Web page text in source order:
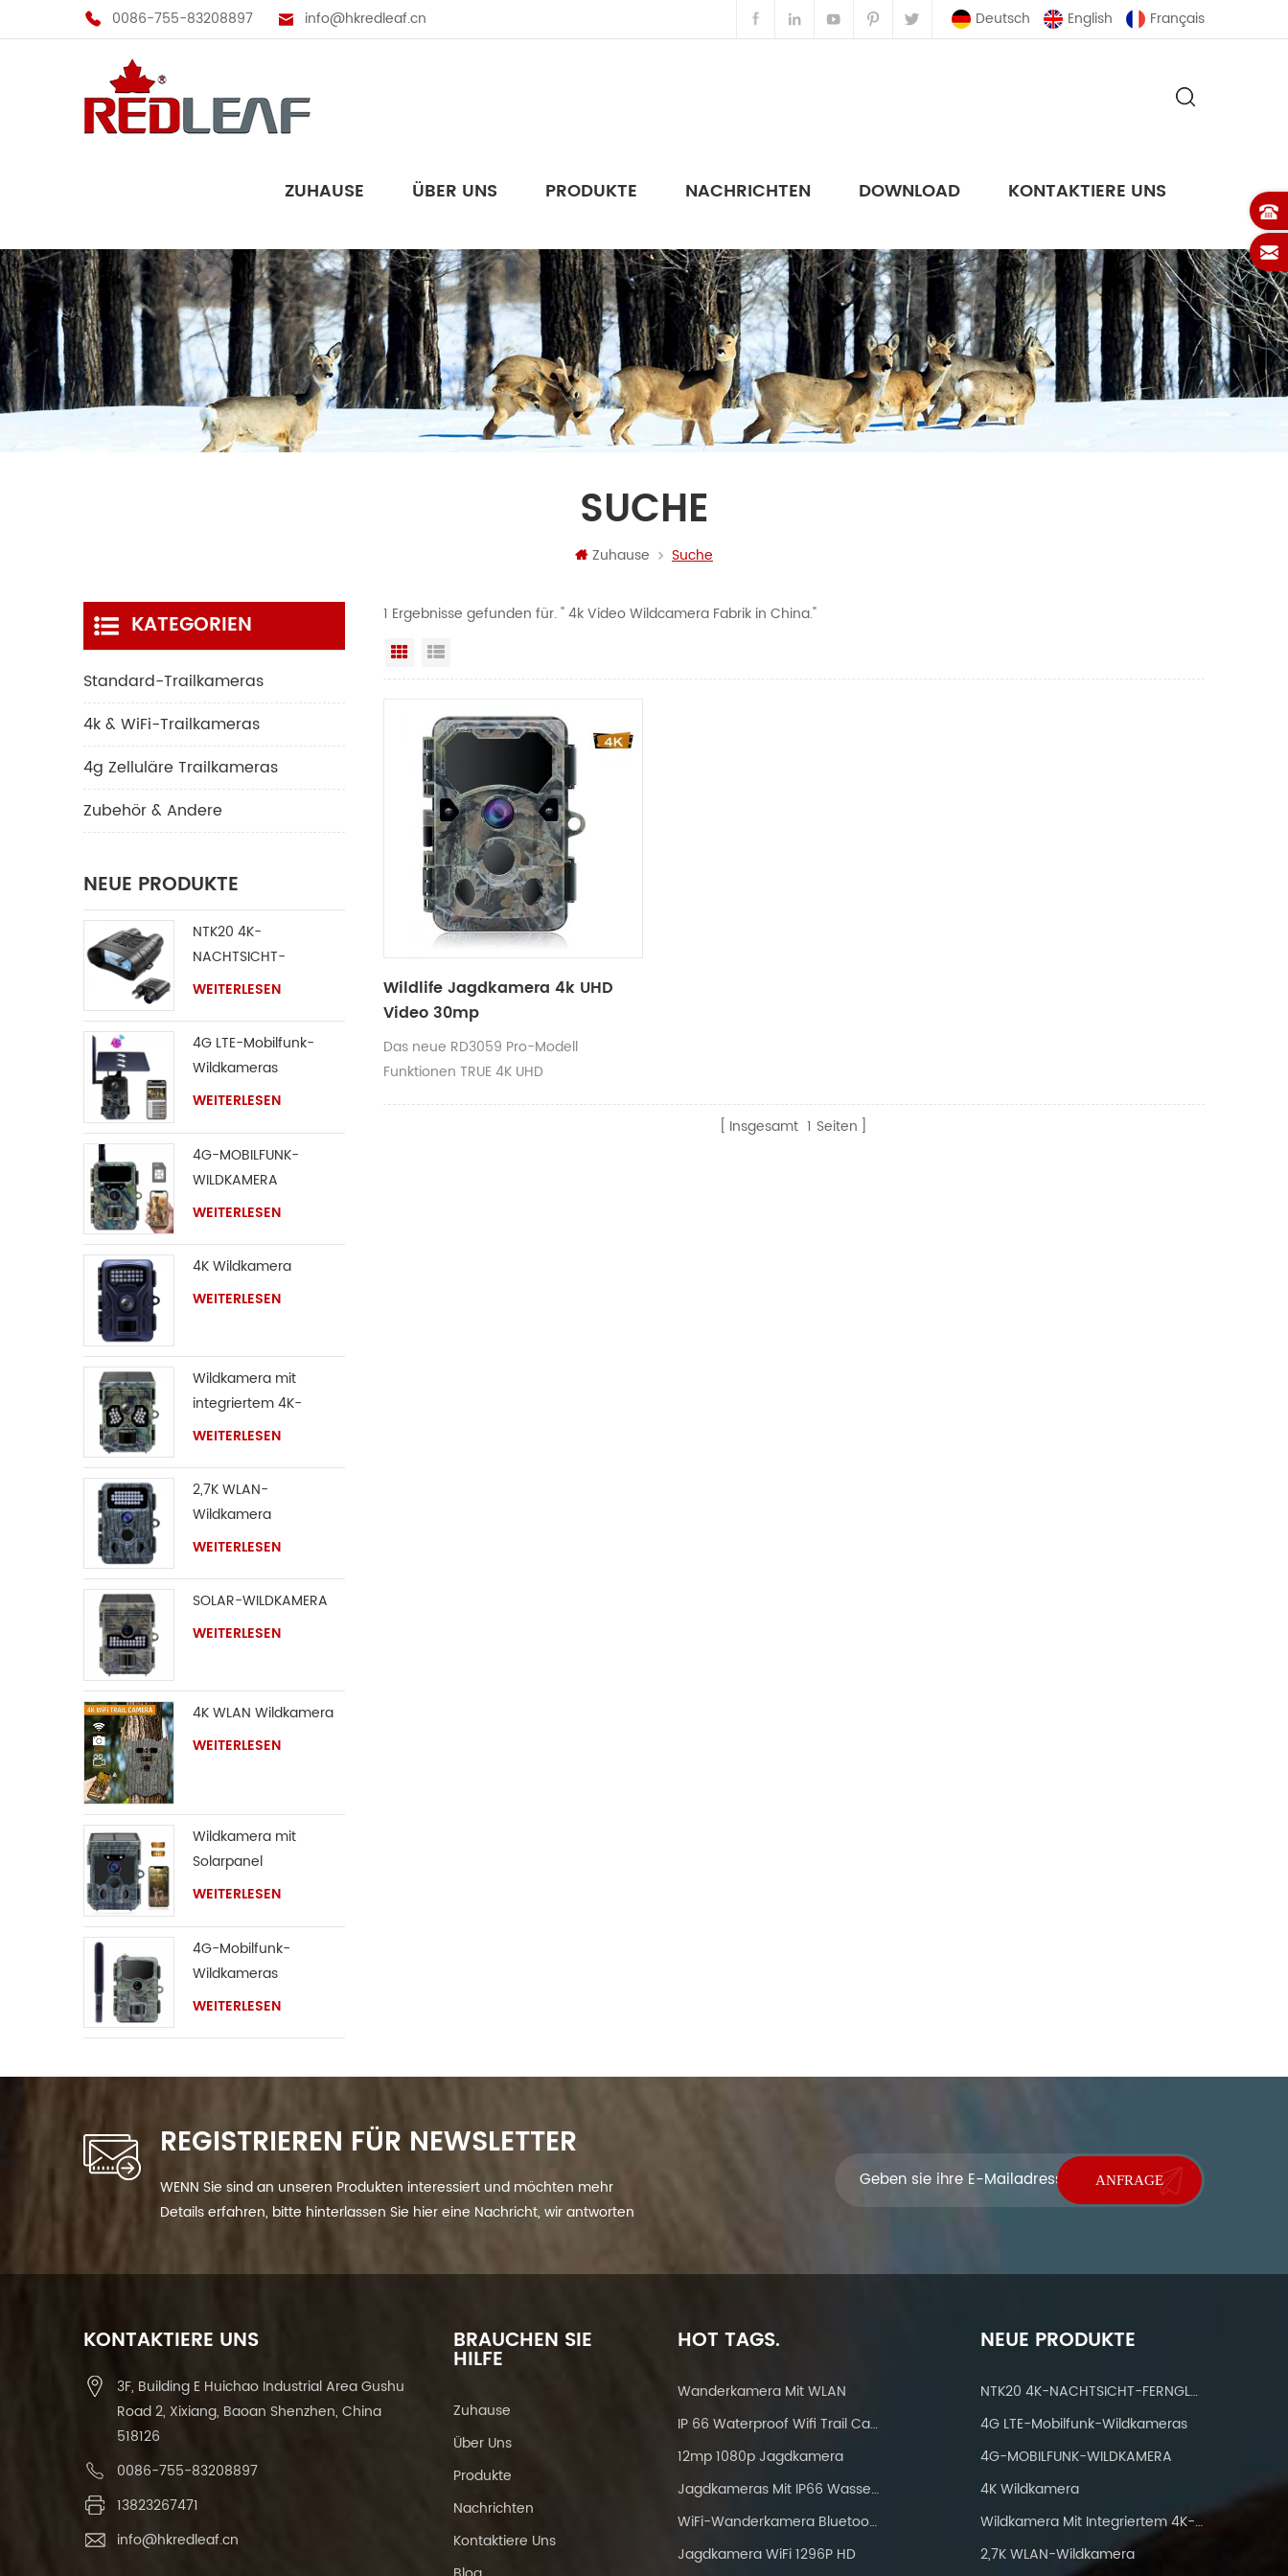
0086-755-83208897 info@hkredleaf.cn Deutsch English Français
ZUHAUSE ÜBER UNS PRODUKTE NACHRICHTEN DOWNLOAD KONTAKTIERE UNS
SUCHE
Zuhause Suche
1 Ergebnisse gefunden für. " 4k Video Wildcamera Fabrik in China."
Rasteransicht
Wildlife Jagdkamera 4k UHD
Video 30mp
Das neue RD3059 Pro-Modell
Funktionen TRUE 4K UHD
Insgesamt 1 Seiten
KATEGORIEN
Standard-Trailkameras
4k & WiFi-Trailkameras
4g Zelluläre Trailkameras
Zubehör & Andere
NEUE PRODUKTE
NTK20 4K-
NACHTSICHT-
FERNGLAS
WEITERLESEN
4G LTE-Mobilfunk-
Wildkameras
WEITERLESEN
4G-MOBILFUNK-
WILDKAMERA
WEITERLESEN
4K Wildkamera
WEITERLESEN
Wildkamera mit
integriertem 4K-
Solarpanel
WEITERLESEN
2,7K WLAN-
Wildkamera
WEITERLESEN
SOLAR-WILDKAMERA
WEITERLESEN
4K WLAN Wildkamera
WEITERLESEN
Wildkamera mit
Solarpanel
WEITERLESEN
4G-Mobilfunk-
Wildkameras
WEITERLESEN
REGISTRIEREN FÜR NEWSLETTER
WENN Sie sind an unseren Produkten interessiert und möchten mehr
Details erfahren, bitte hinterlassen Sie hier eine Nachricht, wir antworten
KONTAKTIERE UNS
3F, Building E Huichao Industrial Area Gushu
Road 2, Xixiang, Baoan Shenzhen, China
518126
0086-755-83208897
13823267471
info@hkredleaf.cn
BRAUCHEN SIE
HILFE
Zuhause
Über Uns
Produkte
Nachrichten
Kontaktiere Uns
HOT TAGS.
Wanderkamera Mit WLAN
IP 66 Waterproof Wifi Trail Camera
12mp 1080p Jagdkamera
Jagdkameras Mit IP66 Wasserdicht
WiFi-Wanderkamera Bluetooth 24mp
Jagdkamera WiFi 1296P HD
NEUE PRODUKTE
NTK20 4K-NACHTSICHT-FERNGLAS
4G LTE-Mobilfunk-Wildkameras
4G-MOBILFUNK-WILDKAMERA
4K Wildkamera
Wildkamera Mit Integriertem 4K-Solarpanel
2,7K WLAN-Wildkamera